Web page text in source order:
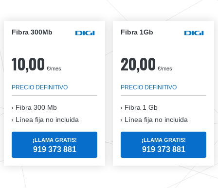
Fibra 300Mb
10,00 €/mes
PRECIO DEFINITIVO
Fibra 300 Mb
Línea fija no incluida
¡LLAMA GRATIS!
919 373 881
Fibra 1Gb
20,00 €/mes
PRECIO DEFINITIVO
Fibra 1 Gb
Línea fija no incluida
¡LLAMA GRATIS!
919 373 881